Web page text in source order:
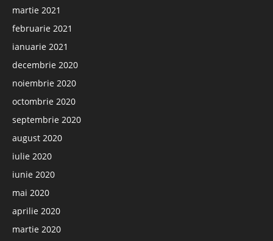
martie 2021
februarie 2021
ianuarie 2021
decembrie 2020
noiembrie 2020
octombrie 2020
septembrie 2020
august 2020
iulie 2020
iunie 2020
mai 2020
aprilie 2020
martie 2020